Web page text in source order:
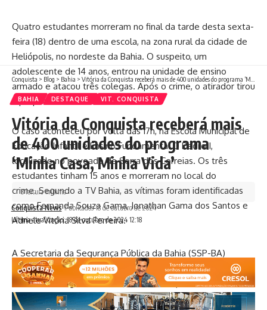
Quatro estudantes morreram no final da tarde desta sexta-
feira (18) dentro de uma escola, na zona rural da cidade de
Heliópolis, no nordeste da Bahia. O suspeito, um
adolescente de 14 anos, entrou na unidade de ensino
armado e atacou três colegas. Após o crime, o atirador tirou
a própria vida.
O caso aconteceu por volta das 17h, na Escola Municipal de
Educação Infantil e Ensino Fundamental D Pedro I,
localizado no povoado de Serra dos Correias. Os três
estudantes tinham 15 anos e morreram no local do
crime. Segundo a TV Bahia, as vítimas foram identificadas
como Fernanda Souza Gama, Jonathan Gama dos Santos e
Adriele Vitória Silva Ferreira.
A Secretaria da Segurança Pública da Bahia (SSP-BA)
informou que o estudante usou um revólver calibre 38
contra os colegas. Ambulâncias do Serviço de Atendimento
Móvel de Urgência (Samu) foram encaminhadas ao local,
Conquista > Blog > Bahia > Vitória da Conquista receberá mais de 400 unidades do programa ‘Minha Casa, Minha Vida’
BAHIA DESTAQUE VIT. CONQUISTA
Vitória da Conquista receberá mais
de 400 unidades do programa
‘Minha Casa, Minha Vida’
Ultima atualização: 18 de outubro de 2024 12:18
Conquista News Publicados 18 de outubro de 2024
3 leitura mínima